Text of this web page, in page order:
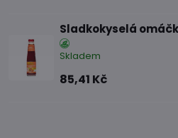
Sladkokyselá
Skladem
85,41 Kč